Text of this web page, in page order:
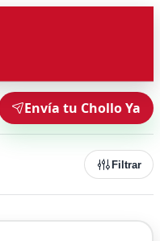
Envía tu Chollo Ya
Filtrar